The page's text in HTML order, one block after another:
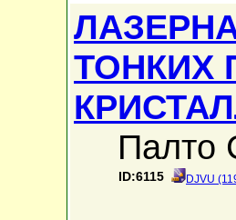
ТОНКИХ
Палто
ID:6115 DJVU